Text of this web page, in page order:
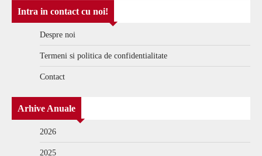
Intra in contact cu noi!
Despre noi
Termeni si politica de confidentialitate
Contact
Arhive Anuale
2026
2025